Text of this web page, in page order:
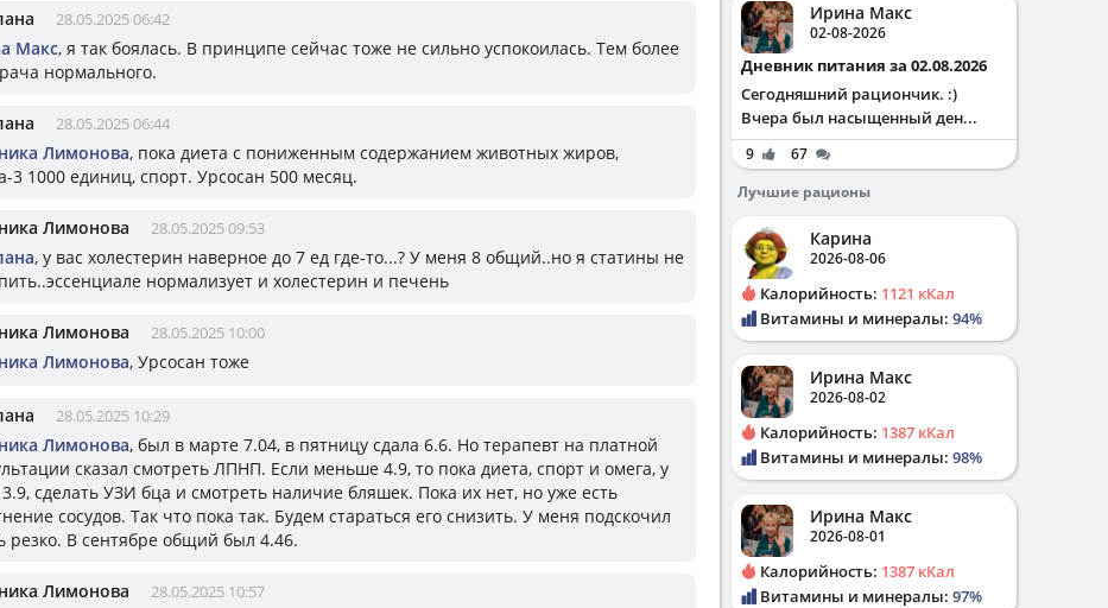
28.05.2025 06:42
Макс, я так боялась. В принципе сейчас тоже не сильно успокоилась. Тем более
нормального.
28.05.2025 06:44
Лимонова, пока диета с пониженным содержанием животных жиров,
3 1000 единиц, спорт. Урсосан 500 месяц.
Лимонова 28.05.2025 09:53
, у вас холестерин наверное до 7 ед где-то...? У меня 8 общий..но я статины не
нормализует и холестерин и печень
Лимонова 28.05.2025 10:00
Лимонова, Урсосан тоже
28.05.2025 10:29
Лимонова, был в марте 7.04, в пятницу сдала 6.6. Но терапевт на платной
сказал смотреть ЛПНП. Если меньше 4.9, то пока диета, спорт и омега, у
сделать УЗИ бца и смотреть наличие бляшек. Пока их нет, но уже есть
сосудов. Так что пока так. Будем стараться его снизить. У меня подскочил
резко. В сентябре общий был 4.46.
Лимонова 28.05.2025 10:57
Ирина Макс
02-08-2026
Дневник питания за 02.08.2026
Сегодняшний рациончик. :)
Вчера был насыщенный ден...
9
67
Лучшие рационы
Карина
2026-08-06
Калорийность: 1121 кКал
Витамины и минералы: 94%
Ирина Макс
2026-08-02
Калорийность: 1387 кКал
Витамины и минералы: 98%
Ирина Макс
2026-08-01
Калорийность: 1387 кКал
Витамины и минералы: 97%